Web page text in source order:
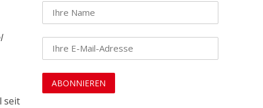
seit